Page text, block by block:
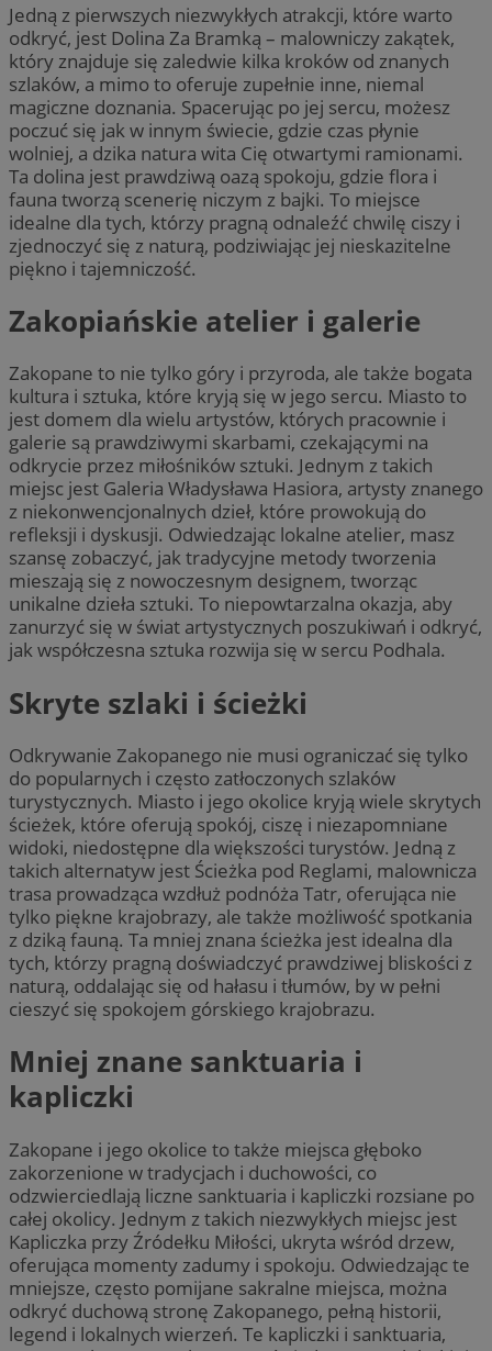
Jedną z pierwszych niezwykłych atrakcji, które warto
odkryć, jest Dolina Za Bramką – malowniczy zakątek,
który znajduje się zaledwie kilka kroków od znanych
szlaków, a mimo to oferuje zupełnie inne, niemal
magiczne doznania. Spacerując po jej sercu, możesz
poczuć się jak w innym świecie, gdzie czas płynie
wolniej, a dzika natura wita Cię otwartymi ramionami.
Ta dolina jest prawdziwą oazą spokoju, gdzie flora i
fauna tworzą scenerię niczym z bajki. To miejsce
idealne dla tych, którzy pragną odnaleźć chwilę ciszy i
zjednoczyć się z naturą, podziwiając jej nieskazitelne
piękno i tajemniczość.
Zakopiańskie atelier i galerie
Zakopane to nie tylko góry i przyroda, ale także bogata
kultura i sztuka, które kryją się w jego sercu. Miasto to
jest domem dla wielu artystów, których pracownie i
galerie są prawdziwymi skarbami, czekającymi na
odkrycie przez miłośników sztuki. Jednym z takich
miejsc jest Galeria Władysława Hasiora, artysty znanego
z niekonwencjonalnych dzieł, które prowokują do
refleksji i dyskusji. Odwiedzając lokalne atelier, masz
szansę zobaczyć, jak tradycyjne metody tworzenia
mieszają się z nowoczesnym designem, tworząc
unikalne dzieła sztuki. To niepowtarzalna okazja, aby
zanurzyć się w świat artystycznych poszukiwań i odkryć,
jak współczesna sztuka rozwija się w sercu Podhala.
Skryte szlaki i ścieżki
Odkrywanie Zakopanego nie musi ograniczać się tylko
do popularnych i często zatłoczonych szlaków
turystycznych. Miasto i jego okolice kryją wiele skrytych
ścieżek, które oferują spokój, ciszę i niezapomniane
widoki, niedostępne dla większości turystów. Jedną z
takich alternatyw jest Ścieżka pod Reglami, malownicza
trasa prowadząca wzdłuż podnóża Tatr, oferująca nie
tylko piękne krajobrazy, ale także możliwość spotkania
z dziką fauną. Ta mniej znana ścieżka jest idealna dla
tych, którzy pragną doświadczyć prawdziwej bliskości z
naturą, oddalając się od hałasu i tłumów, by w pełni
cieszyć się spokojem górskiego krajobrazu.
Mniej znane sanktuaria i
kapliczki
Zakopane i jego okolice to także miejsca głęboko
zakorzenione w tradycjach i duchowości, co
odzwierciedlają liczne sanktuaria i kapliczki rozsiane po
całej okolicy. Jednym z takich niezwykłych miejsc jest
Kapliczka przy Źródełku Miłości, ukryta wśród drzew,
oferująca momenty zadumy i spokoju. Odwiedzając te
mniejsze, często pomijane sakralne miejsca, można
odkryć duchową stronę Zakopanego, pełną historii,
legend i lokalnych wierzeń. Te kapliczki i sanktuaria,